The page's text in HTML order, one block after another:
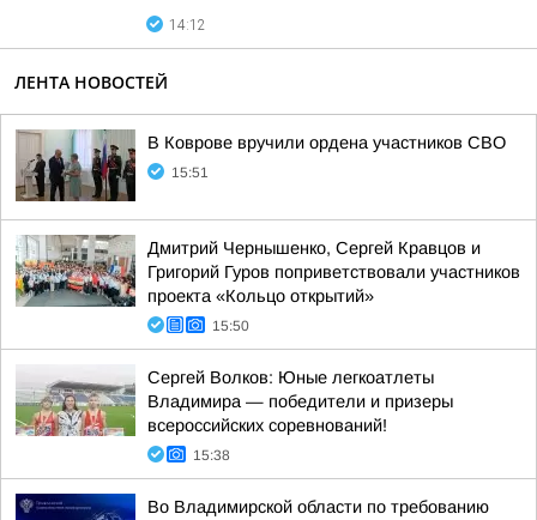
14:12
ЛЕНТА НОВОСТЕЙ
В Коврове вручили ордена участников СВО
15:51
Дмитрий Чернышенко, Сергей Кравцов и
Григорий Гуров поприветствовали участников
проекта «Кольцо открытий»
15:50
Сергей Волков: Юные легкоатлеты
Владимира — победители и призеры
всероссийских соревнований!
15:38
Во Владимирской области по требованию